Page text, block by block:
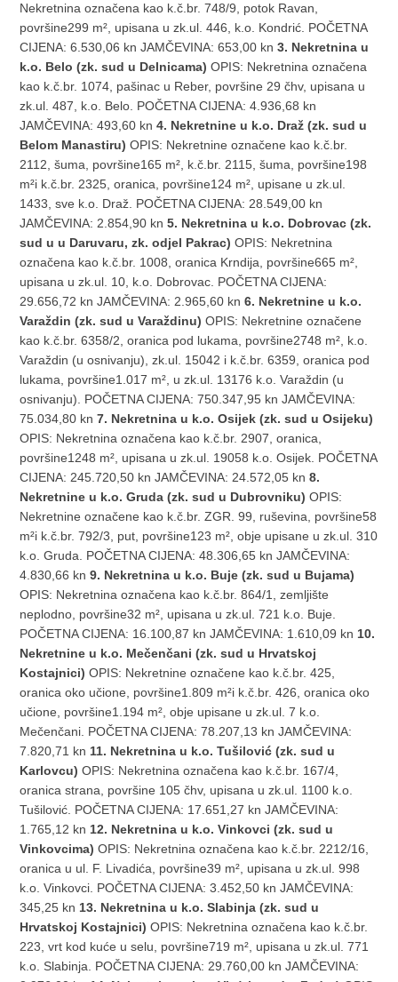
Nekretnina označena kao k.č.br. 748/9, potok Ravan,
površine299 m², upisana u zk.ul. 446, k.o. Kondrić. POČETNA
CIJENA: 6.530,06 kn JAMČEVINA: 653,00 kn3. Nekretnina u
k.o. Belo (zk. sud u Delnicama) OPIS: Nekretnina označena
kao k.č.br. 1074, pašinac u Reber, površine 29 čhv, upisana u
zk.ul. 487, k.o. Belo. POČETNA CIJENA: 4.936,68 kn
JAMČEVINA: 493,60 kn4. Nekretnine u k.o. Draž (zk. sud u
Belom Manastiru) OPIS: Nekretnine označene kao k.č.br.
2112, šuma, površine165 m², k.č.br. 2115, šuma, površine198
m²i k.č.br. 2325, oranica, površine124 m², upisane u zk.ul.
1433, sve k.o. Draž. POČETNA CIJENA: 28.549,00 kn
JAMČEVINA: 2.854,90 kn5. Nekretnina u k.o. Dobrovac (zk.
sud u u Daruvaru, zk. odjel Pakrac) OPIS: Nekretnina
označena kao k.č.br. 1008, oranica Krndija, površine665 m²,
upisana u zk.ul. 10, k.o. Dobrovac. POČETNA CIJENA:
29.656,72 kn JAMČEVINA: 2.965,60 kn6. Nekretnine u k.o.
Varaždin (zk. sud u Varaždinu) OPIS: Nekretnine označene
kao k.č.br. 6358/2, oranica pod lukama, površine2748 m², k.o.
Varaždin (u osnivanju), zk.ul. 15042 i k.č.br. 6359, oranica pod
lukama, površine1.017 m², u zk.ul. 13176 k.o. Varaždin (u
osnivanju). POČETNA CIJENA: 750.347,95 kn JAMČEVINA:
75.034,80 kn7. Nekretnina u k.o. Osijek (zk. sud u Osijeku)
OPIS: Nekretnina označena kao k.č.br. 2907, oranica,
površine1248 m², upisana u zk.ul. 19058 k.o. Osijek. POČETNA
CIJENA: 245.720,50 kn JAMČEVINA: 24.572,05 kn8.
Nekretnine u k.o. Gruda (zk. sud u Dubrovniku) OPIS:
Nekretnine označene kao k.č.br. ZGR. 99, ruševina, površine58
m²i k.č.br. 792/3, put, površine123 m², obje upisane u zk.ul. 310
k.o. Gruda. POČETNA CIJENA: 48.306,65 kn JAMČEVINA:
4.830,66 kn9. Nekretnina u k.o. Buje (zk. sud u Bujama)
OPIS: Nekretnina označena kao k.č.br. 864/1, zemljište
neplodno, površine32 m², upisana u zk.ul. 721 k.o. Buje.
POČETNA CIJENA: 16.100,87 kn JAMČEVINA: 1.610,09 kn 10.
Nekretnine u k.o. Mečenčani (zk. sud u Hrvatskoj
Kostajnici) OPIS: Nekretnine označene kao k.č.br. 425,
oranica oko učione, površine1.809 m²i k.č.br. 426, oranica oko
učione, površine1.194 m², obje upisane u zk.ul. 7 k.o.
Mečenčani. POČETNA CIJENA: 78.207,13 kn JAMČEVINA:
7.820,71 kn 11. Nekretnina u k.o. Tušilović (zk. sud u
Karlovcu) OPIS: Nekretnina označena kao k.č.br. 167/4,
oranica strana, površine 105 čhv, upisana u zk.ul. 1100 k.o.
Tušilović. POČETNA CIJENA: 17.651,27 kn JAMČEVINA:
1.765,12 kn 12. Nekretnina u k.o. Vinkovci (zk. sud u
Vinkovcima) OPIS: Nekretnina označena kao k.č.br. 2212/16,
oranica u ul. F. Livadića, površine39 m², upisana u zk.ul. 998
k.o. Vinkovci. POČETNA CIJENA: 3.452,50 kn JAMČEVINA:
345,25 kn 13. Nekretnina u k.o. Slabinja (zk. sud u
Hrvatskoj Kostajnici) OPIS: Nekretnina označena kao k.č.br.
223, vrt kod kuće u selu, površine719 m², upisana u zk.ul. 771
k.o. Slabinja. POČETNA CIJENA: 29.760,00 kn JAMČEVINA: